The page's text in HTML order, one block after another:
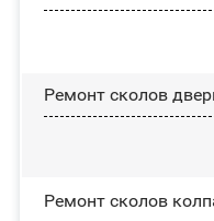
Ремонт сколов
Ремонт сколов